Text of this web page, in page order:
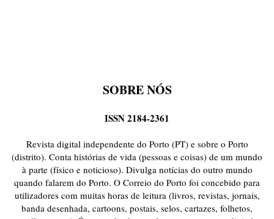
SOBRE NÓS
ISSN 2184-2361
Revista digital independente do Porto (PT) e sobre o Porto
(distrito). Conta histórias de vida (pessoas e coisas) de um mundo
à parte (físico e noticioso). Divulga notícias do outro mundo
quando falarem do Porto. O Correio do Porto foi concebido para
utilizadores com muitas horas de leitura (livros, revistas, jornais,
banda desenhada, cartoons, postais, selos, cartazes, folhetos,